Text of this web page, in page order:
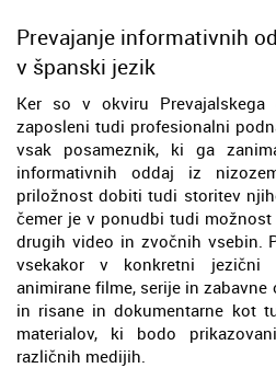
Prevajanje informativnih
v španski jezik
Ker so v okviru Prevajalskega
zaposleni tudi profesionalni
vsak posameznik, ki ga
informativnih oddaj iz
priložnost dobiti tudi storitev
čemer je v ponudbi tudi
drugih video in zvočnih vsebin.
vsekakor v konkretni jezični
animirane filme, serije in
in risane in dokumentarne kot
materialov, ki bodo
različnih medijih.